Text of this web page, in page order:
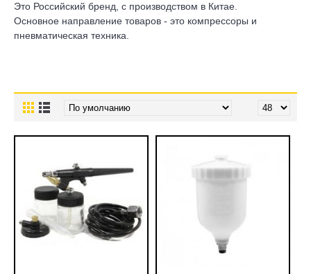
Это Российский бренд, с производством в Китае.
Основное направление товаров - это компрессоры и
пневматическая техника.